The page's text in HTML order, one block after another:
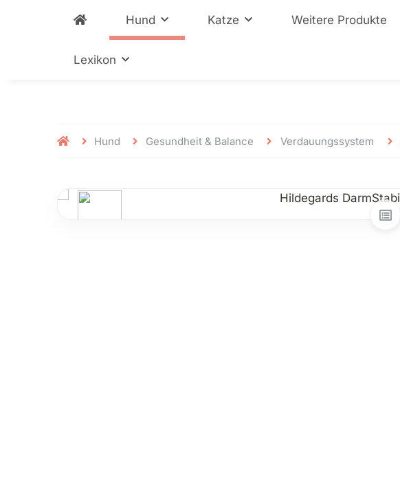
Hund Katze Weitere Produkte
Lexikon
Hund Gesundheit & Balance Verdauungssystem